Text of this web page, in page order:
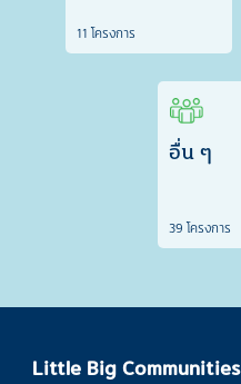
11 โครงการ
อื่น ๆ
39 โครงการ
Little Big Communities